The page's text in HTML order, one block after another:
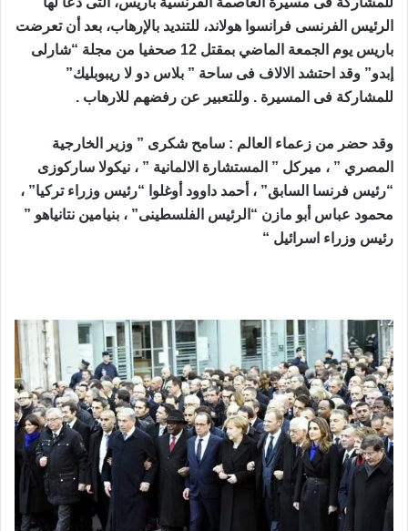
الرئيس الفرنسى فرانسوا هولاند، للتنديد بالإرهاب، بعد أن تعرضت
باريس يوم الجمعة الماضي بمقتل 12 صحفيا من مجلة “شارلى
إبدو” وقد احتشد الالاف فى ساحة ” بلاس دو لا ريبوبليك”
للمشاركة فى المسيرة . وللتعبير عن رفضهم للارهاب .
وقد حضر من زعماء العالم : سامح شكرى ” وزير الخارجية
المصري ” ، ميركل ” المستشارة الالمانية ” ، نيكولا ساركوزى
“رئيس فرنسا السابق” ، أحمد داوود أوغلوا “رئيس وزراء تركيا” ،
محمود عباس أبو مازن “الرئيس الفلسطينى” ، بنيامين نتانياهو ”
رئيس وزراء اسرائيل “